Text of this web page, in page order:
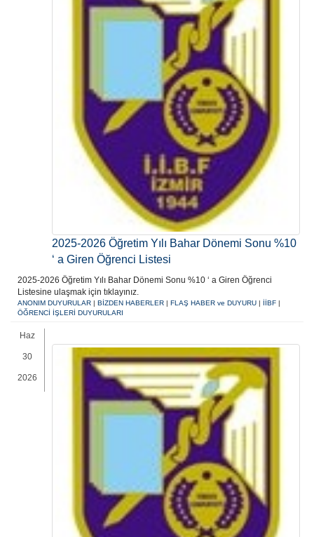
2025-2026 Öğretim Yılı Bahar Dönemi Sonu %10
‘ a Giren Öğrenci Listesi
2025-2026 Öğretim Yılı Bahar Dönemi Sonu %10 ‘ a Giren Öğrenci
Listesine ulaşmak için tıklayınız.
ANONIM DUYURULAR | BİZDEN HABERLER | FLAŞ HABER ve DUYURU | İİBF |
ÖĞRENCİ İŞLERİ DUYURULARI
Haz
30
2026